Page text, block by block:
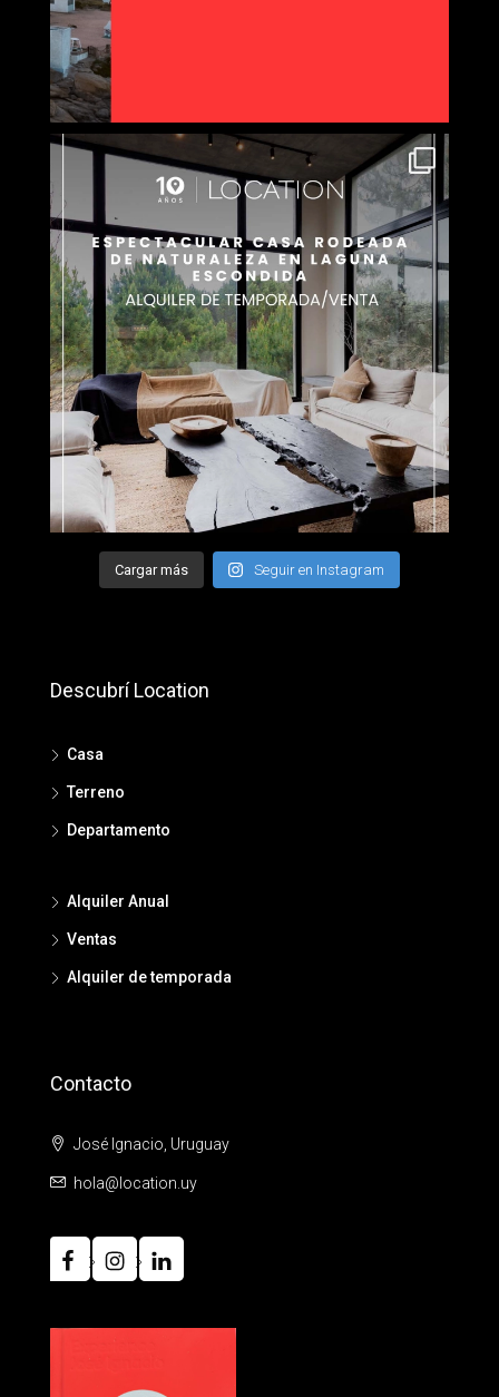
Cargar más Seguir en Instagram
Descubrí Location
Casa
Terreno
Departamento
Alquiler Anual
Ventas
Alquiler de temporada
Contacto
José Ignacio, Uruguay
hola@location.uy